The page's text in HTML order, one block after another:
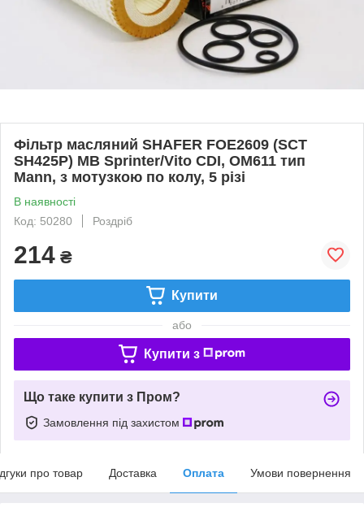
Фільтр масляний SHAFER FOE2609 (SCT
SH425P) MB Sprinter/Vito CDI, OM611 тип
Mann, з мотузкою по колу, 5 різі
В наявності
Код: 50280
Роздріб
214 ₴
Купити
або
Купити з
Що таке купити з Пром?
Замовлення під захистом
про товар Доставка Оплата Умови повернення